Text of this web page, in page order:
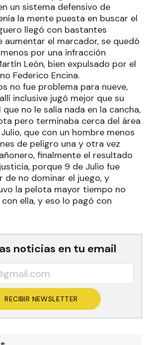
un sistema defensivo de
la mente puesta en buscar el
llegó con bastantes
aumentar el marcador, se quedó
por una infracción
León, bien expulsado por el
Federico Encina.
no fue problema para nueve,
inclusive jugó mejor que su
que no le salía nada en la cancha,
pero terminaba cerca del área
que con un hombre menos
de peligro una y otra vez
finalmente el resultado
porque 9 de Julio fue
de no dominar el juego, y
la pelota mayor tiempo no
ella, y eso lo pagó con
noticias en tu email
RECIBIR NEWSLETTER